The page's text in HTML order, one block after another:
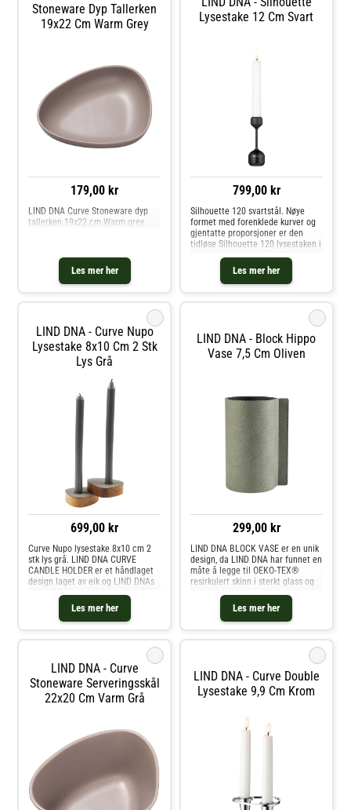
Stoneware Dyp Tallerken
19x22 Cm Warm Grey
179,00 kr
Les mer her
LIND DNA Curve Stoneware dyp
tallerken 19x22 cm Warm grey
Lysestake 12 Cm Svart
799,00 kr
Les mer her
Silhouette 120 svartstål. Nøye
formet med forenklede kurver og
gjentatte proporsjoner er den
tidløse Silhouette 120 lysestaken i
svartbelagt solid stål en organisk
passform for enhver plass. Plasser
den individuelt eller i en samling
med flere og opp
LIND DNA - Curve Nupo
Lysestake 8x10 Cm 2 Stk
Lys Grå
699,00 kr
Les mer her
Curve Nupo lysestake 8x10 cm 2
stk lys grå. LIND DNA CURVE
CANDLE HOLDER er et håndlaget
design laget av eik og LIND DNAs
skjult magnet i eiken gjør det
mulig å kombinere og plassere
lysestakene på veldig forskjellig
LIND DNA - Block Hippo
Vase 7,5 Cm Oliven
299,00 kr
Les mer her
LIND DNA BLOCK VASE er en unik
design, da LIND DNA har funnet en
måte å legge til OEKO-TEX®
resirkulert skinn i sterkt glass og
og klassisk utseende. Vasen er
produsert i Danmark og har
håndsydde detaljer. LIND DNA's B
LIND DNA - Curve
Stoneware Serveringsskål
22x20 Cm Varm Grå
LIND DNA - Curve Double
Lysestake 9,9 Cm Krom